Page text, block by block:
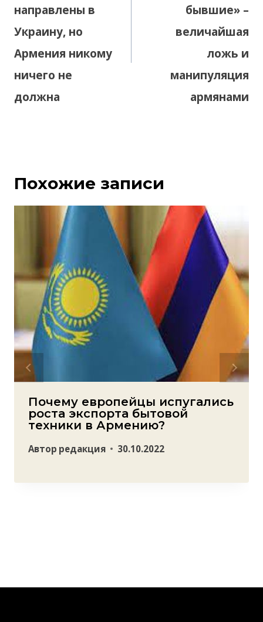
направлены в
Украину, но
Армения никому
ничего не
должна
бывшие» –
величайшая
ложь и
манипуляция
армянами
Похожие записи
Почему европейцы испугались
роста экспорта бытовой
техники в Армению?
Автор редакция 30.10.2022